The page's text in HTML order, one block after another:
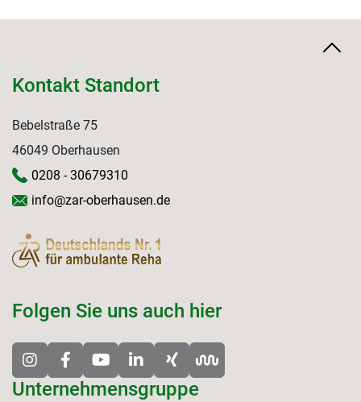
Unternehmensgruppe
Kontakt Standort
Bebelstraße 75
46049 Oberhausen
0208 - 30679310
info@zar-oberhausen.de
Folgen Sie uns auch hier